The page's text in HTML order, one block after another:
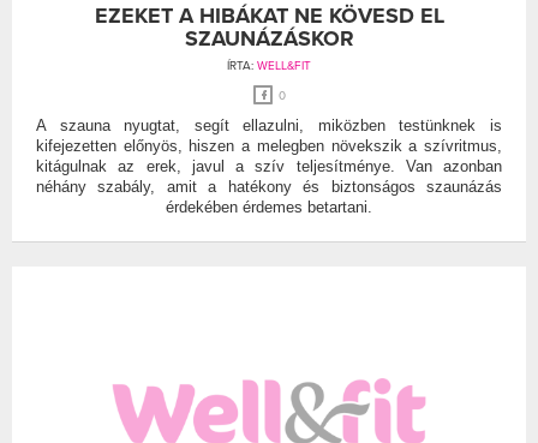
EZEKET A HIBÁKAT NE KÖVESD EL
SZAUNÁZÁSKOR
ÍRTA: WELL&FIT
0
A szauna nyugtat, segít ellazulni, miközben testünknek is
kifejezetten előnyös, hiszen a melegben növekszik a szívritmus,
kitágulnak az erek, javul a szív teljesítménye. Van azonban
néhány szabály, amit a hatékony és biztonságos szaunázás
érdekében érdemes betartani.